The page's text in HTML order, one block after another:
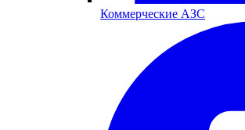
Коммерческие АЗС